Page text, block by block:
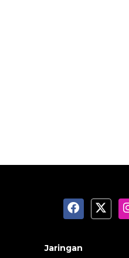
Jaringan